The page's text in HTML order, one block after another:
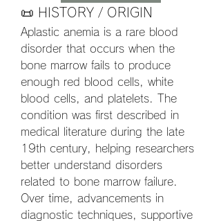
📜 HISTORY / ORIGIN
Aplastic anemia is a rare blood
disorder that occurs when the
bone marrow fails to produce
enough red blood cells, white
blood cells, and platelets. The
condition was first described in
medical literature during the late
19th century, helping researchers
better understand disorders
related to bone marrow failure.
Over time, advancements in
diagnostic techniques, supportive